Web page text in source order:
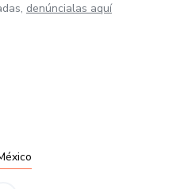
denúncialas aquí